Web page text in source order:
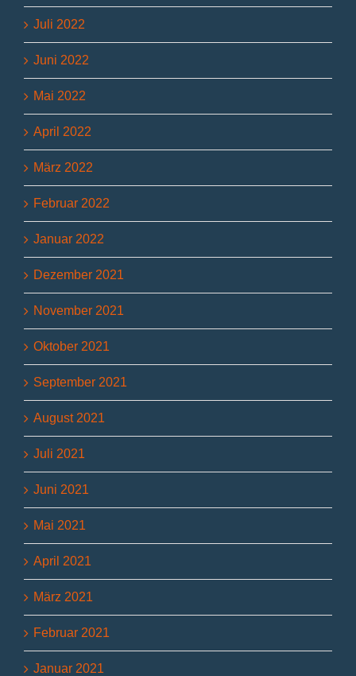
Juli 2022
Juni 2022
Mai 2022
April 2022
März 2022
Februar 2022
Januar 2022
Dezember 2021
November 2021
Oktober 2021
September 2021
August 2021
Juli 2021
Juni 2021
Mai 2021
April 2021
März 2021
Februar 2021
Januar 2021